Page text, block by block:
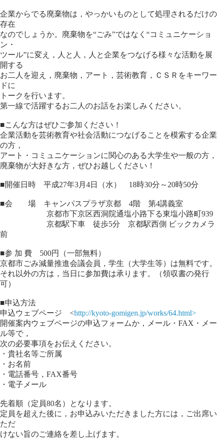
企業からでる廃棄物は，やっかいものとして処理されるだけの
存在
なのでしょうか。廃棄物を“ごみ”ではなく“コミュニケーショ
ン・
ツール”に変え，人と人，人と企業をつなげる様々な活動を展
開する
お二人を迎え，廃棄物，アート，芸術教育，ＣＳＲをキーワー
ドに
トークを行います。
第一線で活躍するお二人のお話をお楽しみください。
■こんな方はぜひご参加ください！
企業活動を芸術教育や社会活動につなげることを模索する企業
の方，
アート・コミュニケーションに関心のある大学生や一般の方，
廃棄物が大好きな方，ぜひお越しください！
■開催日時 平成27年3月4日（水） 18時30分～20時50分
■会 場 キャンパスプラザ京都 4階 第4講義室
京都市下京区西洞院通塩小路下る東塩小路町939
京都駅下車 徒歩5分 京都駅西側 ビックカメラ
前
■参 加 費 500円（一部無料）
京都市ごみ減量推進会議会員，学生（大学生等）は無料です。
それ以外の方は，当日に参加費は承ります。（領収書の発行
可）
■申込方法
申込ウェブページ <http://kyoto-gomigen.jp/works/64.html>
開催案内ウェブページの申込フォームか，メール・FAX・メー
ル等で，
次の必要事項をお伝えください。
・貴社名等ご所属
・お名前
・電話番号，FAX番号
・電子メール
先着順（定員80名）となります。
定員を超えた後に，お申込みいただきました方には，ご出席い
ただ
けない旨のご連絡を差し上げます。